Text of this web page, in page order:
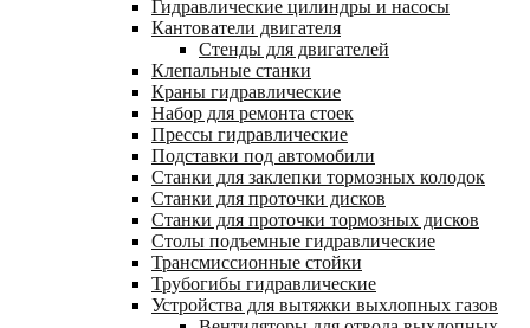
Гидравлические цилиндры и насосы
Кантователи двигателя
Стенды для двигателей
Клепальные станки
Краны гидравлические
Набор для ремонта стоек
Прессы гидравлические
Подставки под автомобили
Станки для заклепки тормозных колодок
Станки для проточки дисков
Станки для проточки тормозных дисков
Столы подъемные гидравлические
Трансмиссионные стойки
Трубогибы гидравлические
Устройства для вытяжки выхлопных газов